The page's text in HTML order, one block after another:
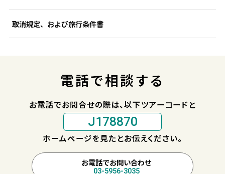
取消規定、および旅行条件書
電話で相談する
お電話でお問合せの際は、以下ツアーコードと
J178870
ホームページを見たとお伝えください。
お電話でお問い合わせ
03-5956-3035